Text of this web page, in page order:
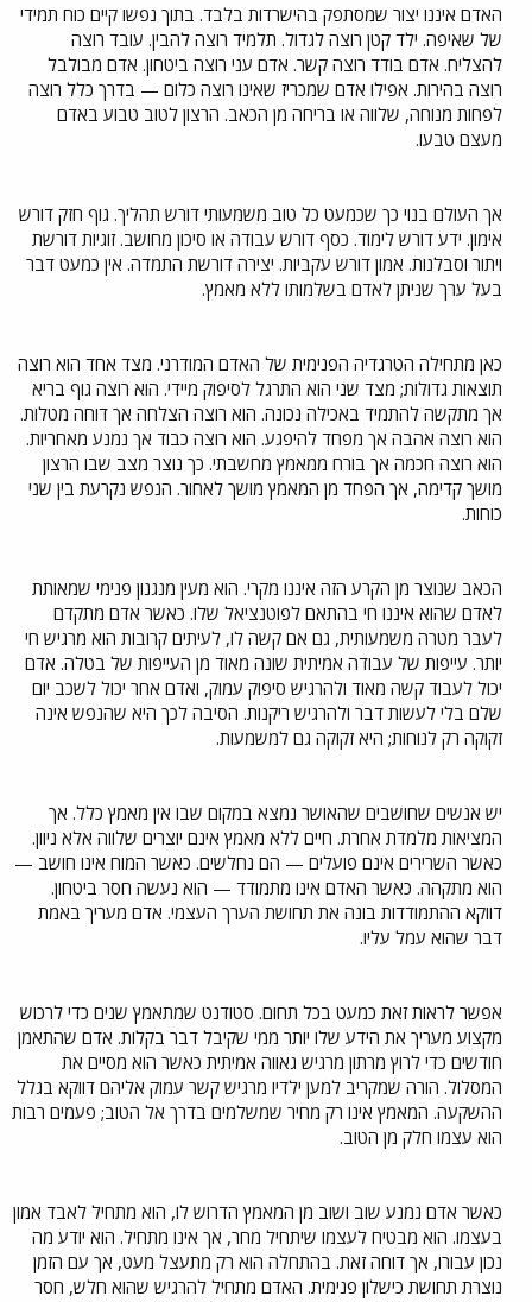
האדם איננו יצור שמסתפק בהישרדות בלבד. בתוך נפשו קיים כוח תמידי
של שאיפה. ילד קטן רוצה לגדול. תלמיד רוצה להבין. עובד רוצה
להצליח. אדם בודד רוצה קשר. אדם עני רוצה ביטחון. אדם מבולבל
רוצה בהירות. אפילו אדם שמכריז שאינו רוצה כלום — בדרך כלל רוצה
לפחות מנוחה, שלווה או בריחה מן הכאב. הרצון לטוב טבוע באדם
מעצם טבעו.
אך העולם בנוי כך שכמעט כל טוב משמעותי דורש תהליך. גוף חזק דורש
אימון. ידע דורש לימוד. כסף דורש עבודה או סיכון מחושב. זוגיות דורשת
ויתור וסבלנות. אמון דורש עקביות. יצירה דורשת התמדה. אין כמעט דבר
בעל ערך שניתן לאדם בשלמותו ללא מאמץ.
כאן מתחילה הטרגדיה הפנימית של האדם המודרני. מצד אחד הוא רוצה
תוצאות גדולות; מצד שני הוא התרגל לסיפוק מיידי. הוא רוצה גוף בריא
אך מתקשה להתמיד באכילה נכונה. הוא רוצה הצלחה אך דוחה מטלות.
הוא רוצה אהבה אך מפחד להיפגע. הוא רוצה כבוד אך נמנע מאחריות.
הוא רוצה חכמה אך בורח ממאמץ מחשבתי. כך נוצר מצב שבו הרצון
מושך קדימה, אך הפחד מן המאמץ מושך לאחור. הנפש נקרעת בין שני
כוחות.
הכאב שנוצר מן הקרע הזה איננו מקרי. הוא מעין מנגנון פנימי שמאותת
לאדם שהוא איננו חי בהתאם לפוטנציאל שלו. כאשר אדם מתקדם
לעבר מטרה משמעותית, גם אם קשה לו, לעיתים קרובות הוא מרגיש חי
יותר. עייפות של עבודה אמיתית שונה מאוד מן העייפות של בטלה. אדם
יכול לעבוד קשה מאוד ולהרגיש סיפוק עמוק, ואדם אחר יכול לשכב יום
שלם בלי לעשות דבר ולהרגיש ריקנות. הסיבה לכך היא שהנפש אינה
זקוקה רק לנוחות; היא זקוקה גם למשמעות.
יש אנשים שחושבים שהאושר נמצא במקום שבו אין מאמץ כלל. אך
המציאות מלמדת אחרת. חיים ללא מאמץ אינם יוצרים שלווה אלא ניוון.
כאשר השרירים אינם פועלים — הם נחלשים. כאשר המוח אינו חושב —
הוא מתקהה. כאשר האדם אינו מתמודד — הוא נעשה חסר ביטחון.
דווקא ההתמודדות בונה את תחושת הערך העצמי. אדם מעריך באמת
דבר שהוא עמל עליו.
אפשר לראות זאת כמעט בכל תחום. סטודנט שמתאמץ שנים כדי לרכוש
מקצוע מעריך את הידע שלו יותר ממי שקיבל דבר בקלות. אדם שהתאמן
חודשים כדי לרוץ מרתון מרגיש גאווה אמיתית כאשר הוא מסיים את
המסלול. הורה שמקריב למען ילדיו מרגיש קשר עמוק אליהם דווקא בגלל
ההשקעה. המאמץ אינו רק מחיר שמשלמים בדרך אל הטוב; פעמים רבות
הוא עצמו חלק מן הטוב.
כאשר אדם נמנע שוב ושוב מן המאמץ הדרוש לו, הוא מתחיל לאבד אמון
בעצמו. הוא מבטיח לעצמו שיתחיל מחר, אך אינו מתחיל. הוא יודע מה
נכון עבורו, אך דוחה זאת. בהתחלה הוא רק מתעצל מעט, אך עם הזמן
נוצרת תחושת כישלון פנימית. האדם מתחיל להרגיש שהוא חלש, חסר